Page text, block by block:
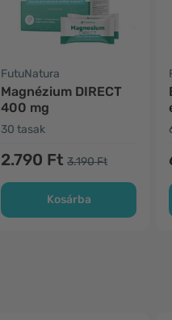
FutuNatura
Magnézium DIRECT
400 mg
30 tasak
2.790 Ft 3.190 Ft
Kosárba